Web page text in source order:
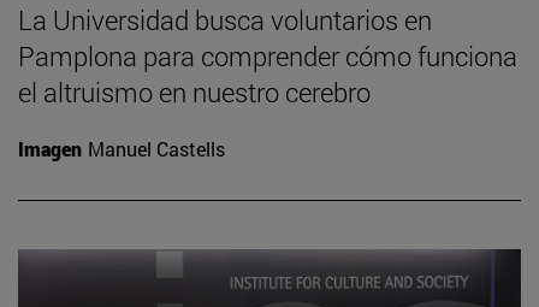
La Universidad busca voluntarios en
Pamplona para comprender cómo funciona
el altruismo en nuestro cerebro
Imagen Manuel Castells